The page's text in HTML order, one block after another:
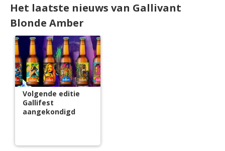
Het laatste nieuws van Gallivant
Blonde Amber
Volgende editie
Gallifest
aangekondigd